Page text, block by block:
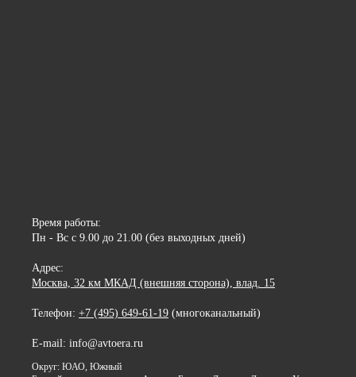
Время работы:
Пн - Вс с 9.00 до 21.00 (без выходных дней)
Адрес:
Москва, 32 км МКАД (внешняя сторона), влад. 15
Телефон: +7 (495) 649-61-19 (многоканальный)
E-mail: info@avtoera.ru
Округ: ЮАО, Южный